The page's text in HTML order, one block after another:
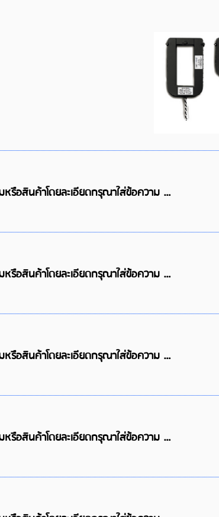
หรือสินค้าโดยละเอียดกรุณาใส่ข้อความ …
หรือสินค้าโดยละเอียดกรุณาใส่ข้อความ …
หรือสินค้าโดยละเอียดกรุณาใส่ข้อความ …
หรือสินค้าโดยละเอียดกรุณาใส่ข้อความ …